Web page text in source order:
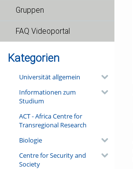
Gruppen
FAQ Videoportal
Kategorien
Universität allgemein
Informationen zum
Studium
ACT - Africa Centre for
Transregional Research
Biologie
Centre for Security and
Society